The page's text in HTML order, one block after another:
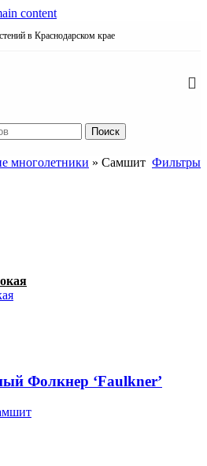
content
в Краснодарском крае
Поиск
многолетники » Самшит Фильтры
Фолкнер ‘Faulkner’